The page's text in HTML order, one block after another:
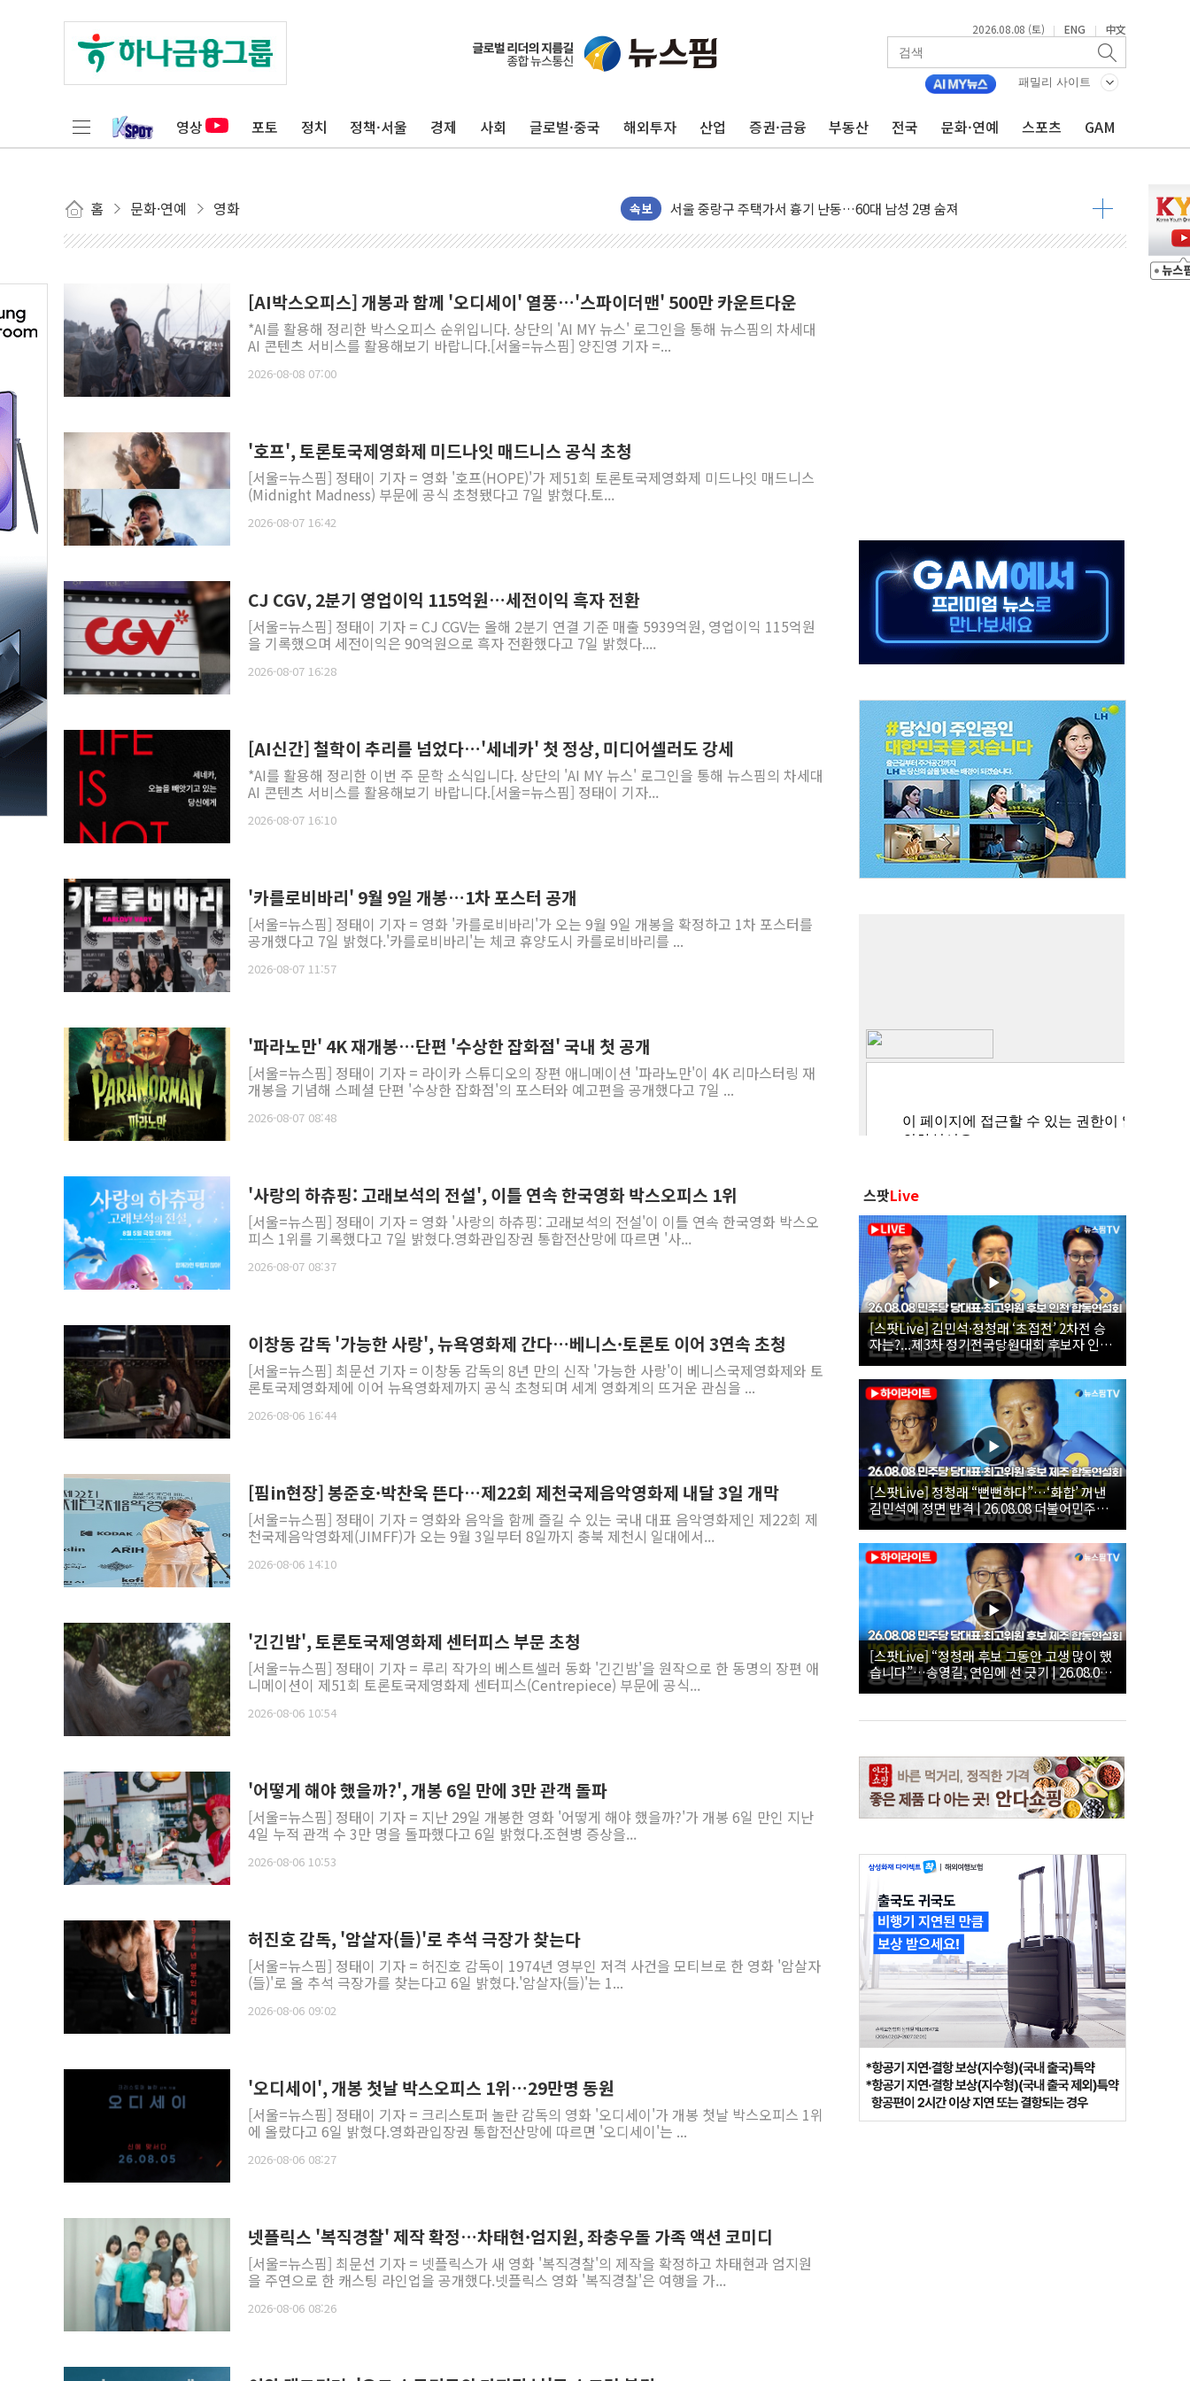
2026.08.08 (토) | ENG | 中文
패밀리 사이트
영상 포토 정치 정책·서울 경제 사회 글로벌·중국 해외투자 산업 증권·금융 부동산 전국 문화·연예 스포츠 GAM
홈 문화·연예 영화 속보
美, 이란전 출구전략 만지작…공습 한계·탄약 부족 현실화
강릉·동해·삼척 시간당 최대 50㎜ 폭우…강원 동해안 강한 비 어어져
서울 중랑구 주택가서 흉기 난동…60대 남성 2명 숨져
李대통령 "결혼 때문에 손해 보는 일 없게"…'결혼 페널티' 22개 과제 손본다
인천 선재도 갯벌서 해루질 중 실종 60대 나흘만에 숨진 채 발견
인천서 말다툼 중 어머니 흉기 살해 10대 아들 체포
中 전방위 아파트 부양, 수도 베이징도 부동산 규제 철폐
강원 중·남부 동해안 시간당 50mm 이상 폭우…호우경보 발효
청양 밭에서 일하던 90대 숨져…온열질환 여부 조사
폭염에 車 운전면허 기능시험 오전 집중 편성…체감온도 38도 넘으면 중단
李대통령, 'ISA·주가누르기 방지법' 전면 재검토 지시
[AI박스오피스] 개봉과 함께 '오디세이' 열풍…'스파이더맨' 500만 카운트다운
*AI를 활용해 정리한 박스오피스 순위입니다. 상단의 'AI MY 뉴스' 로그인을 통해 뉴스핌의 차세대
AI 콘텐츠 서비스를 활용해보기 바랍니다.[서울=뉴스핌] 양진영 기자 =...
2026-08-08 07:00
'호프', 토론토국제영화제 미드나잇 매드니스 공식 초청
[서울=뉴스핌] 정태이 기자 = 영화 '호프(HOPE)'가 제51회 토론토국제영화제 미드나잇 매드니스
(Midnight Madness) 부문에 공식 초청됐다고 7일 밝혔다.토...
2026-08-07 16:42
CJ CGV, 2분기 영업이익 115억원…세전이익 흑자 전환
[서울=뉴스핌] 정태이 기자 = CJ CGV는 올해 2분기 연결 기준 매출 5939억원, 영업이익 115억원
을 기록했으며 세전이익은 90억원으로 흑자 전환했다고 7일 밝혔다....
2026-08-07 16:28
[AI신간] 철학이 추리를 넘었다…'세네카' 첫 정상, 미디어셀러도 강세
*AI를 활용해 정리한 이번 주 문학 소식입니다. 상단의 'AI MY 뉴스' 로그인을 통해 뉴스핌의 차세대
AI 콘텐츠 서비스를 활용해보기 바랍니다.[서울=뉴스핌] 정태이 기자...
2026-08-07 16:10
'카를로비바리' 9월 9일 개봉…1차 포스터 공개
[서울=뉴스핌] 정태이 기자 = 영화 '카를로비바리'가 오는 9월 9일 개봉을 확정하고 1차 포스터를
공개했다고 7일 밝혔다.'카를로비바리'는 체코 휴양도시 카를로비바리를 ...
2026-08-07 11:57
'파라노만' 4K 재개봉…단편 '수상한 잡화점' 국내 첫 공개
[서울=뉴스핌] 정태이 기자 = 라이카 스튜디오의 장편 애니메이션 '파라노만'이 4K 리마스터링 재
개봉을 기념해 스페셜 단편 '수상한 잡화점'의 포스터와 예고편을 공개했다고 7일 ...
2026-08-07 08:48
'사랑의 하츄핑: 고래보석의 전설', 이틀 연속 한국영화 박스오피스 1위
[서울=뉴스핌] 정태이 기자 = 영화 '사랑의 하츄핑: 고래보석의 전설'이 이틀 연속 한국영화 박스오
피스 1위를 기록했다고 7일 밝혔다.영화관입장권 통합전산망에 따르면 '사...
2026-08-07 08:37
이창동 감독 '가능한 사랑', 뉴욕영화제 간다…베니스·토론토 이어 3연속 초청
[서울=뉴스핌] 최문선 기자 = 이창동 감독의 8년 만의 신작 '가능한 사랑'이 베니스국제영화제와 토
론토국제영화제에 이어 뉴욕영화제까지 공식 초청되며 세계 영화계의 뜨거운 관심을 ...
2026-08-06 16:44
[핌in현장] 봉준호·박찬욱 뜬다…제22회 제천국제음악영화제 내달 3일 개막
[서울=뉴스핌] 정태이 기자 = 영화와 음악을 함께 즐길 수 있는 국내 대표 음악영화제인 제22회 제
천국제음악영화제(JIMFF)가 오는 9월 3일부터 8일까지 충북 제천시 일대에서...
2026-08-06 14:10
'긴긴밤', 토론토국제영화제 센터피스 부문 초청
[서울=뉴스핌] 정태이 기자 = 루리 작가의 베스트셀러 동화 '긴긴밤'을 원작으로 한 동명의 장편 애
니메이션이 제51회 토론토국제영화제 센터피스(Centrepiece) 부문에 공식...
2026-08-06 10:54
'어떻게 해야 했을까?', 개봉 6일 만에 3만 관객 돌파
[서울=뉴스핌] 정태이 기자 = 지난 29일 개봉한 영화 '어떻게 해야 했을까?'가 개봉 6일 만인 지난
4일 누적 관객 수 3만 명을 돌파했다고 6일 밝혔다.조현병 증상을...
2026-08-06 10:53
허진호 감독, '암살자(들)'로 추석 극장가 찾는다
[서울=뉴스핌] 정태이 기자 = 허진호 감독이 1974년 영부인 저격 사건을 모티브로 한 영화 '암살자
(들)'로 올 추석 극장가를 찾는다고 6일 밝혔다.'암살자(들)'는 1...
2026-08-06 09:02
'오디세이', 개봉 첫날 박스오피스 1위…29만명 동원
[서울=뉴스핌] 정태이 기자 = 크리스토퍼 놀란 감독의 영화 '오디세이'가 개봉 첫날 박스오피스 1위
에 올랐다고 6일 밝혔다.영화관입장권 통합전산망에 따르면 '오디세이'는 ...
2026-08-06 08:27
넷플릭스 '복직경찰' 제작 확정…차태현·엄지원, 좌충우돌 가족 액션 코미디
[서울=뉴스핌] 최문선 기자 = 넷플릭스가 새 영화 '복직경찰'의 제작을 확정하고 차태현과 엄지원
을 주연으로 한 캐스팅 라인업을 공개했다.넷플릭스 영화 '복직경찰'은 여행을 가...
2026-08-06 08:26
스팟Live
[스팟Live] 김민석·정청래 ‘초접전’ 2차전 승
자는?...제3차 정기전국당원대회 후보자 인천
합동연설회 생중계 | 26.08.08
[스팟Live] 정청래 “뻔뻔하다”…‘화합’ 꺼낸
김민석에 정면 반격 | 26.08.08 더불어민주당
당대표·최고위원 후보 제주 합동연설회
[스팟Live] “정청래 후보 그동안 고생 많이 했
습니다”…송영길, 연임에 선 긋기 | 26.08.08
더불어민주당 당대표·최고위원 후보 제주 합